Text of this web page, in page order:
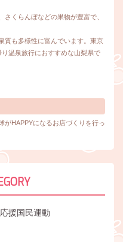
くらんぼなどの果物が豊富で、
質も多様性に富んでいます。東京
温泉旅行におすすめな山梨県で
がHAPPYになるお店づくりを行っ
援国民運動